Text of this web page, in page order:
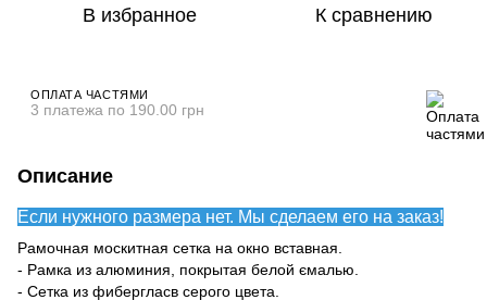
В избранное К сравнению
ОПЛАТА ЧАСТЯМИ
3 платежа по 190.00 грн
Описание
Если нужного размера нет. Мы сделаем его на заказ!
Рамочная москитная сетка на окно вставная.
- Рамка из алюминия, покрытая белой ємалью.
- Сетка из фибергласв серого цвета.